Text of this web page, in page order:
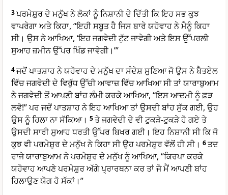
3ਪਰਮੇਸ਼ੁਰ ਦੇ ਮਨੁੱਖ ਨੇ ਲੋਕਾਂ ਨੂੰ ਨਿਸ਼ਾਨੀ ਦੇ ਦਿੱਤੀ ਕਿ ਇਹ ਸਭ ਕੁਝ
ਵਾਪਰੇਗਾ ਅਤੇ ਕਿਹਾ, “ਇਹੀ ਸਬੂਤ ਹੈ ਜਿਸ ਬਾਰੇ ਯਹੋਵਾਹ ਨੇ ਮੈਨੂੰ ਕਿਹਾ
ਸੀ। ਉਸ ਨੇ ਆਖਿਆ, ‘ਇਹ ਜਗਵੇਦੀ ਟੁੱਟ ਜਾਵੇਗੀ ਅਤੇ ਇਸ ਉੱਪਰਲੀ
ਸੁਆਹ ਜ਼ਮੀਨ ਉੱਪਰ ਖਿੰਡ ਜਾਵੇਗੀ।’”
4ਜਦੋਂ ਪਾਤਸ਼ਾਹ ਨੇ ਯਹੋਵਾਹ ਦੇ ਮਨੁੱਖ ਦਾ ਸੰਦੇਸ਼ ਸੁਣਿਆ ਜੋ ਉਸ ਨੇ ਬੈਤਏਲ
ਵਿੱਚ ਜਗਵੇਦੀ ਦੇ ਵਿਰੁੱਧ ਉੱਚੀ ਆਵਾਜ਼ ਵਿੱਚ ਆਖਿਆ ਸੀ ਤਾਂ ਯਾਰਾਬੁਆਮ
ਨੇ ਜਗਵੇਦੀ ਤੋਂ ਆਪਣੀ ਬਾਂਹ ਲੰਮੀ ਕਰਕੇ ਆਖਿਆ, “ਇਸ ਆਦਮੀ ਨੂੰ ਫ਼ੜ
ਲਵੋ!” ਪਰ ਜਦੋਂ ਪਾਤਸ਼ਾਹ ਨੇ ਇਹ ਆਖਿਆ ਤਾਂ ਉਸਦੀ ਬਾਂਹ ਸੁੱਕ ਗਈ, ਉਹ
ਉਸ ਨੂੰ ਹਿਲਾ ਨਾ ਸੱਕਿਆ। 5ਤੇ ਜਗਵੇਦੀ ਦੇ ਵੀ ਟੁਕੜੇ-ਟੁਕੜੇ ਹੋ ਗਏ ਤੇ
ਉਸਦੀ ਸਾਰੀ ਸੁਆਹ ਧਰਤੀ ਉੱਪਰ ਬਿਖਰ ਗਈ। ਇਹ ਨਿਸ਼ਾਨੀ ਸੀ ਕਿ ਜੋ
ਕੁਝ ਵੀ ਪਰਮੇਸ਼ੁਰ ਦੇ ਮਨੁੱਖ ਨੇ ਕਿਹਾ ਸੀ ਉਹ ਪਰਮੇਸ਼ੁਰ ਵੱਲੋਂ ਹੀ ਸੀ। 6ਤਦ
ਰਾਜੇ ਯਾਰਾਬੁਆਮ ਨੇ ਪਰਮੇਸ਼ੁਰ ਦੇ ਮਨੁੱਖ ਨੂੰ ਆਖਿਆ, “ਕਿਰਪਾ ਕਰਕੇ
ਯਹੋਵਾਹ ਆਪਣੇ ਪਰਮੇਸ਼ੁਰ ਅੱਗੇ ਪ੍ਰਾਰਥਨਾ ਕਰ ਤਾਂ ਜੋ ਮੈਂ ਆਪਣੀ ਬਾਂਹ
ਹਿਲਾਉਣ ਯੋਗ ਹੋ ਸੱਕਾਂ।”